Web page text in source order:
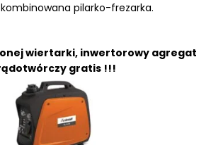
pilarko-frezarka.
wiertarki, inwertorowy agregat
gratis !!!